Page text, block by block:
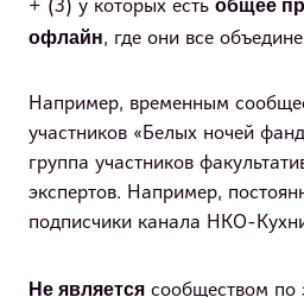
+ (3) у которых есть общее
офлайн, где они все
Например, временным
участников «Белых ночей
группа участников
экспертов. Например,
подписчики канала НКО-
Не является сообществом по